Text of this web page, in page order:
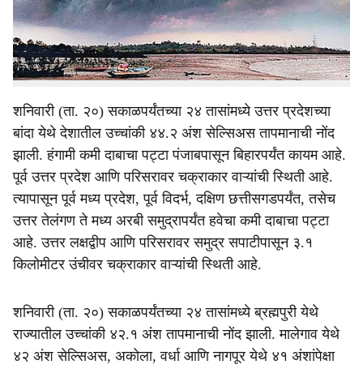
e
(ऑरेंज अलर्ट) देण्यात आला आहे. उर्वरित राज्यात तुरळक ठिकाणी
उष्ण हवामान, तसेच वादळी पावसाची शक्यता असल्याने सतर्कतेचा
इशारा (येलो अलर्ट) हवामान विभागाने दिला आहे.
शनिवारी (ता. २०) सकाळपर्यंतच्या २४ तासांमध्ये उत्तर प्रदेशच्या
बांदा येथे देशातील उच्चांकी ४४.२ अंश सेल्सिअस तापमानाची नोंद
झाली. हंगामी कमी दाबाचा पट्टा पंजाबपासून बिहारपर्यंत कायम आहे.
पूर्व उत्तर प्रदेश आणि परिसरावर चक्राकार वाऱ्यांची स्थिती आहे.
त्यापासून पूर्व मध्य प्रदेश, पूर्व विदर्भ, दक्षिण छत्तीसगडपर्यंत, तसेच
उत्तर तेलंगण ते मध्य अरबी समुद्रापर्यंत हवेचा कमी दाबाचा पट्टा
आहे. उत्तर लक्षद्वीप आणि परिसरावर समुद्र सपाटीपासून ३.१
किलोमीटर उंचीवर चक्राकार वाऱ्यांची स्थिती आहे.
शनिवारी (ता. २०) सकाळपर्यंतच्या २४ तासांमध्ये ब्रह्मपुरी येथे
राज्यातील उच्चांकी ४२.१ अंश तापमानाची नोंद झाली. मालेगाव येथे
४२ अंश सेल्सिअस, अकोला, वर्धा आणि नागपूर येथे ४१ अंशांपेक्षा